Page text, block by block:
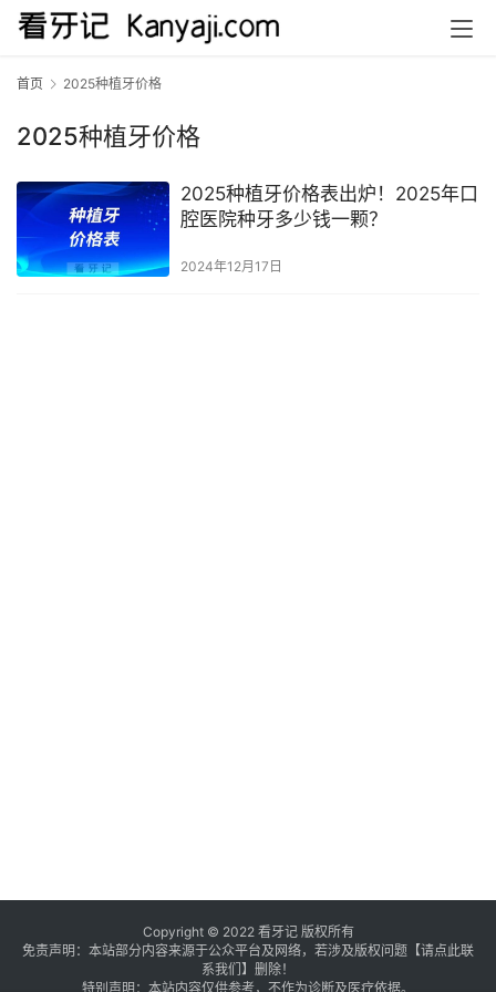
首页 2025种植牙价格
2025种植牙价格
2025种植牙价格表出炉！2025年口
腔医院种牙多少钱一颗？
2024年12月17日
Copyright © 2022 看牙记 版权所有
免责声明：本站部分内容来源于公众平台及网络，若涉及版权问题【请点此联
系我们 】 删除！
特别声明：本站内容仅供参考，不作为诊断及医疗依据。